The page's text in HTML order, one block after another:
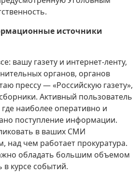
источники
вашу газету и интернет-ленту,
органов, органов
прессу — «Российскую газету»,
Активный пользователь
наиболее оперативно и
поступление информации.
в ваших СМИ
чем работает прокуратура.
обладать большим объемом
курсе событий.